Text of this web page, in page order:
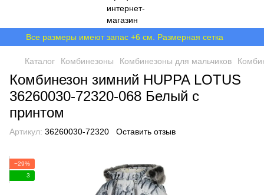
Все размеры имеют запас +6 см. Размерная сетка
Каталог Комбинезоны Комбинезоны для мальчиков
Комбинезон зимний HUPPA LOTUS
36260030-72320-068 Белый с
принтом
Артикул: 36260030-72320 Оставить отзыв
−29%
3